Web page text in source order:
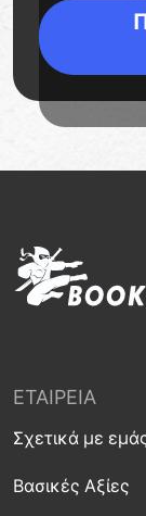
ΕΤΑΙΡΕΊΑ
Σχετικά με
Βασικές Αξίες